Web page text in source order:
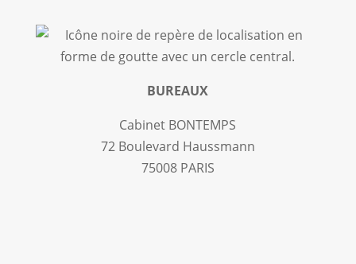
BUREAUX
Cabinet BONTEMPS
72 Boulevard Haussmann
75008 PARIS